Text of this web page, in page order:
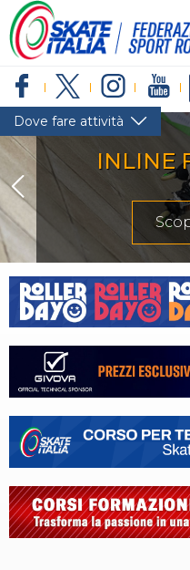
INLINE
Dove fare attività